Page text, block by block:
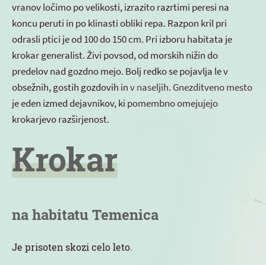
vranov ločimo po velikosti, izrazito razrtimi peresi na
koncu peruti in po klinasti obliki repa. Razpon kril pri
odrasli ptici je od 100 do 150 cm. Pri izboru habitata je
krokar generalist. Živi povsod, od morskih nižin do
predelov nad gozdno mejo. Bolj redko se pojavlja le v
obsežnih, gostih gozdovih in v naseljih. Gnezditveno mesto
je eden izmed dejavnikov, ki pomembno omejujejo
krokarjevo razširjenost.
Krokar
na habitatu Temenica
Je prisoten skozi celo leto.